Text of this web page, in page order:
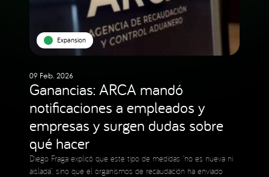
Expansion
09 Feb. 2026
Ganancias: ARCA mandó
notificaciones a empleados y
empresas y surgen dudas sobre
qué hacer
Diego Fraga explicó que este tipo de medidas “no es nueva ni
aislada”, sino que el organismos de recaudación ha enviado